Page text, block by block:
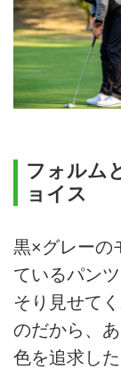
フォルム
ョイス
黒×グレーの
ているパン
そり見せて
のだから、
色を追求した